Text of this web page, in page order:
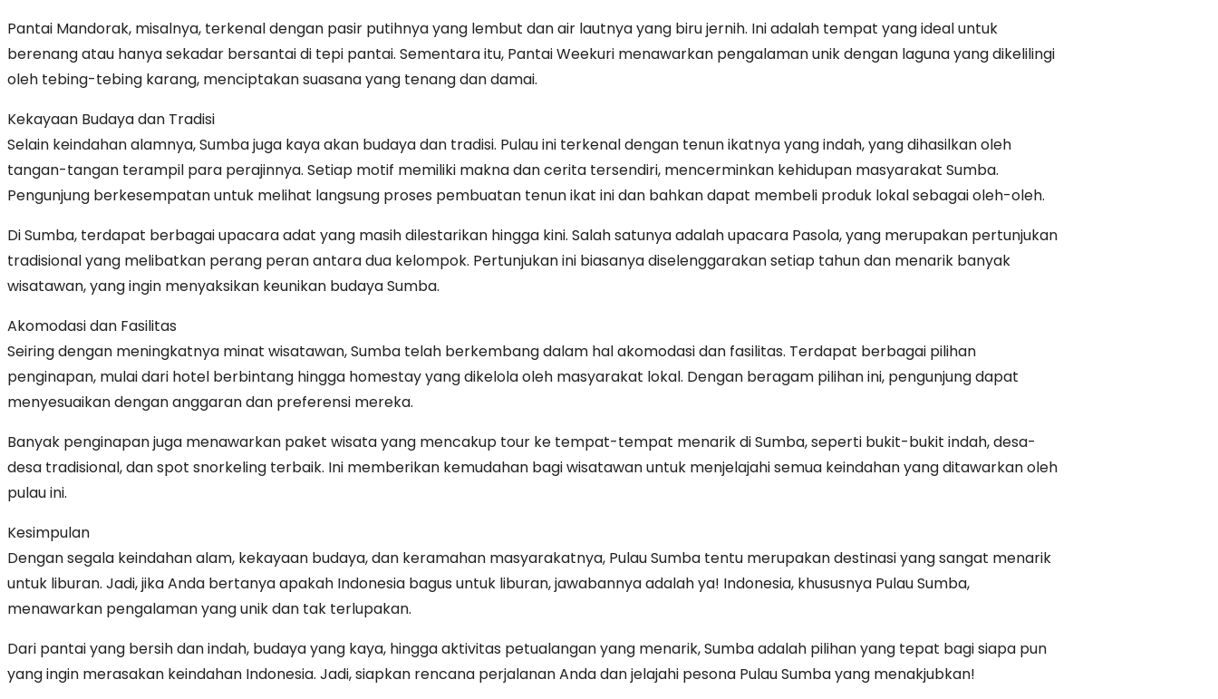
yang
Menakjubkan!
Pantai Mandorak, misalnya, terkenal dengan pasir putihnya yang lembut dan air lautnya yang biru jernih. Ini adalah tempat yang ideal untuk
berenang atau hanya sekadar bersantai di tepi pantai. Sementara itu, Pantai Weekuri menawarkan pengalaman unik dengan laguna yang dikelilingi
oleh tebing-tebing karang, menciptakan suasana yang tenang dan damai.
Kekayaan Budaya dan Tradisi
Selain keindahan alamnya, Sumba juga kaya akan budaya dan tradisi. Pulau ini terkenal dengan tenun ikatnya yang indah, yang dihasilkan oleh
tangan-tangan terampil para perajinnya. Setiap motif memiliki makna dan cerita tersendiri, mencerminkan kehidupan masyarakat Sumba.
Pengunjung berkesempatan untuk melihat langsung proses pembuatan tenun ikat ini dan bahkan dapat membeli produk lokal sebagai oleh-oleh.
Di Sumba, terdapat berbagai upacara adat yang masih dilestarikan hingga kini. Salah satunya adalah upacara Pasola, yang merupakan pertunjukan
tradisional yang melibatkan perang peran antara dua kelompok. Pertunjukan ini biasanya diselenggarakan setiap tahun dan menarik banyak
wisatawan, yang ingin menyaksikan keunikan budaya Sumba.
Akomodasi dan Fasilitas
Seiring dengan meningkatnya minat wisatawan, Sumba telah berkembang dalam hal akomodasi dan fasilitas. Terdapat berbagai pilihan
penginapan, mulai dari hotel berbintang hingga homestay yang dikelola oleh masyarakat lokal. Dengan beragam pilihan ini, pengunjung dapat
menyesuaikan dengan anggaran dan preferensi mereka.
Banyak penginapan juga menawarkan paket wisata yang mencakup tour ke tempat-tempat menarik di Sumba, seperti bukit-bukit indah, desa-
desa tradisional, dan spot snorkeling terbaik. Ini memberikan kemudahan bagi wisatawan untuk menjelajahi semua keindahan yang ditawarkan oleh
pulau ini.
Kesimpulan
Dengan segala keindahan alam, kekayaan budaya, dan keramahan masyarakatnya, Pulau Sumba tentu merupakan destinasi yang sangat menarik
untuk liburan. Jadi, jika Anda bertanya apakah Indonesia bagus untuk liburan, jawabannya adalah ya! Indonesia, khususnya Pulau Sumba,
menawarkan pengalaman yang unik dan tak terlupakan.
Dari pantai yang bersih dan indah, budaya yang kaya, hingga aktivitas petualangan yang menarik, Sumba adalah pilihan yang tepat bagi siapa pun
yang ingin merasakan keindahan Indonesia. Jadi, siapkan rencana perjalanan Anda dan jelajahi pesona Pulau Sumba yang menakjubkan!